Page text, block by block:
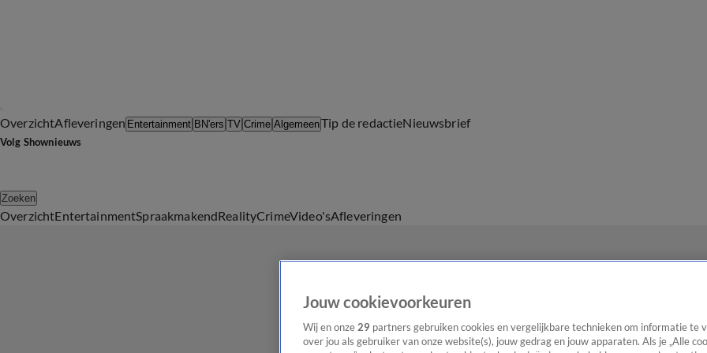
OverzichtAfleveringen Entertainment BN'ers TV Crime AlgemeenTip de redactieNieuwsbrief
Volg Shownieuws
Zoeken
OverzichtEntertainmentSpraakmakendRealityCrimeVideo'sAfleveringen
Jouw cookievoorkeuren
Wij en onze 29 partners gebruiken cookies en vergelijkbare technieken om informatie te
over jou als gebruiker van onze website(s), jouw gedrag en jouw apparaten. Als je „Alle